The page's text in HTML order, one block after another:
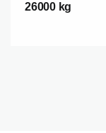
26000 kg